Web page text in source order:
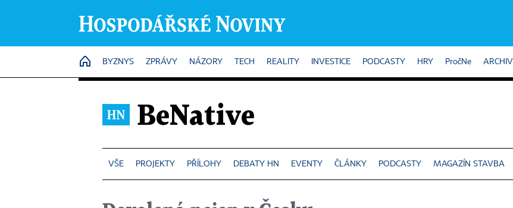
HOME
BYZNYS ZPRÁVY NÁZORY TECH REALITY INVESTICE PODCASTY HRY PročNe ARCHIV
BeNative
PROJEKTY PŘÍLOHY DEBATY HN EVENTY ČLÁNKY PODCASTY MAGAZÍN STAVBA